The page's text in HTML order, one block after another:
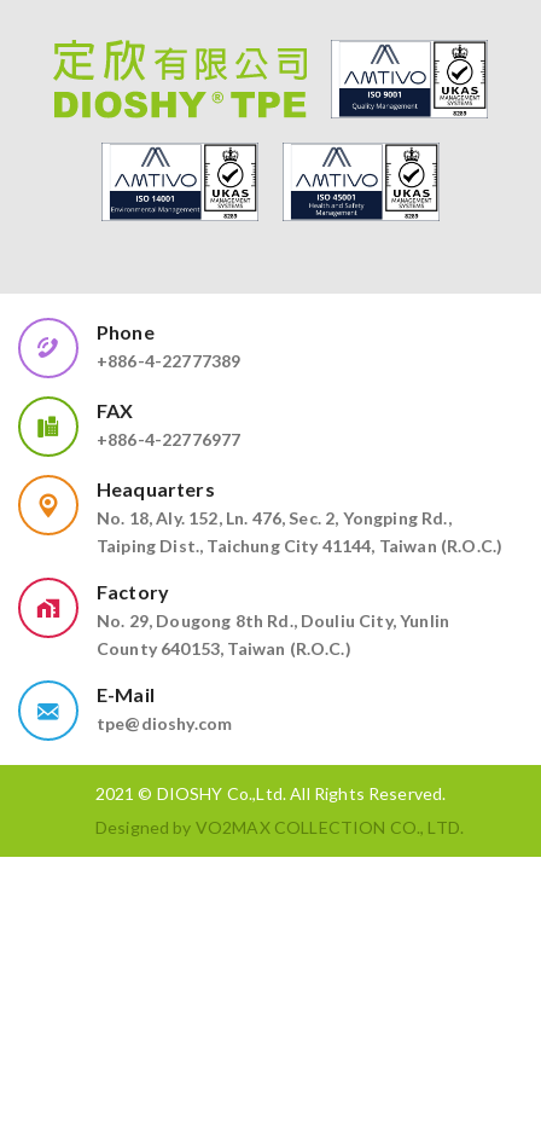
Phone
+886-4-22777389
FAX
+886-4-22776977
Heaquarters
No. 18, Aly. 152, Ln. 476, Sec. 2, Yongping Rd.,
Taiping Dist., Taichung City 41144, Taiwan (R.O.C.)
Factory
No. 29, Dougong 8th Rd., Douliu City, Yunlin
County 640153, Taiwan (R.O.C.)
E-Mail
tpe@dioshy.com
2021 © DIOSHY Co.,Ltd. All Rights Reserved.
Designed by VO2MAX COLLECTION CO., LTD.